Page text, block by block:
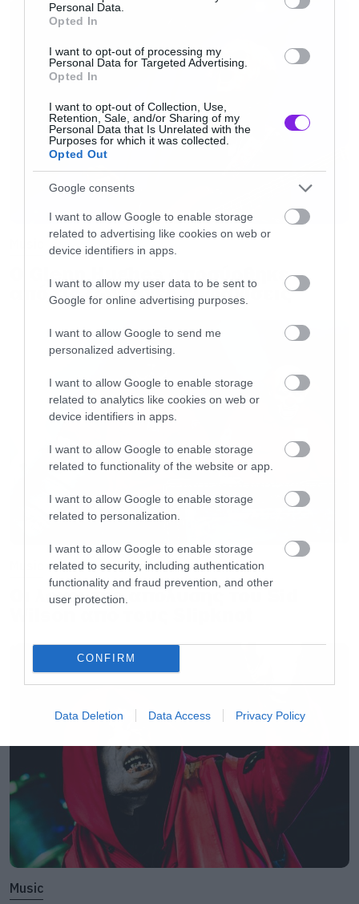
Personal Data.
Opted In
I want to opt-out of processing my
Personal Data for Targeted Advertising.
Opted In
I want to opt-out of Collection, Use,
Retention, Sale, and/or Sharing of my
Personal Data that Is Unrelated with the
Purposes for which it was collected.
Opted Out
Google consents
I want to allow Google to enable storage
related to advertising like cookies on web or
device identifiers in apps.
I want to allow my user data to be sent to
Google for online advertising purposes.
I want to allow Google to send me
personalized advertising.
I want to allow Google to enable storage
related to analytics like cookies on web or
device identifiers in apps.
I want to allow Google to enable storage
related to functionality of the website or app.
I want to allow Google to enable storage
related to personalization.
I want to allow Google to enable storage
related to security, including authentication
functionality and fraud prevention, and other
user protection.
CONFIRM
Data Deletion Data Access Privacy Policy
προειδοποιήσεις ότι εκεί υπάρχει ο
μεγαλύτερος κίνδυνος εξαπάτησης.
δράση προέρχεταιαπό τον χαμό που
δημιουργήθηκε με την περιοδεία επανένωσης
τωνOasis, όπου πολλοί οπαδοί ανέφεραν ότι
πλήρωσαν διπλάσια και τριπλάσια από την
ονομαστική τιμή για να καταφέρουν να δουν
την μπάντα.
Ο Glenn Hughes αποσύρθηκε
από τις ζωντανές εμφανίσεις
Οι λόγοι της απόλυσης του Sid
Music